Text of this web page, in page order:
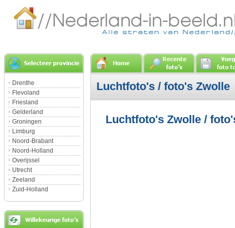
Drenthe
Flevoland
Friesland
Gelderland
Groningen
Limburg
Noord-Brabant
Noord-Holland
Overijssel
Utrecht
Zeeland
Zuid-Holland
Luchtfoto's / foto's Zwolle
Luchtfoto's Zwolle /